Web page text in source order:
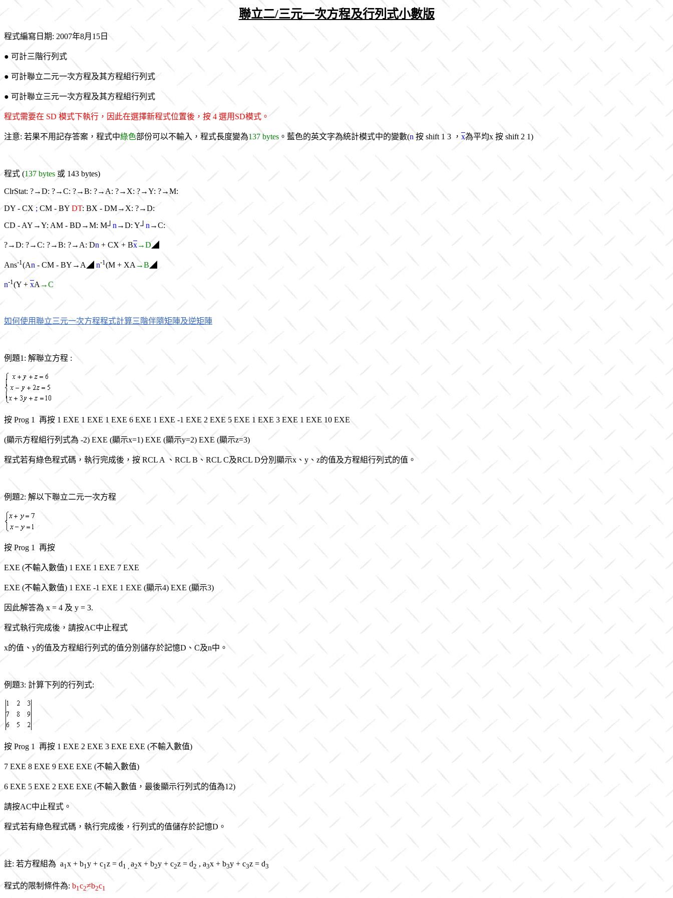
聯立二/三元一次方程及行列式小數版
程式編寫日期: 2007年8月15日
● 可計三階行列式
● 可計聯立二元一次方程及其方程組行列式
● 可計聯立三元一次方程及其方程組行列式
程式需要在 SD 模式下執行，因此在選擇新程式位置後，按 4 選用SD模式。
注意: 若果不用記存答案，程式中綠色部份可以不輸入，程式長度變為137 bytes 。藍色的英文字為統計模式中的變數(n 按 shift 1 3 ， x為平均x 按 shift 2 1)
程式 (137 bytes 或 143 bytes)
ClrStat: ?→D: ?→C: ?→B: ?→A: ?→X: ?→Y: ?→M:
DY - CX; CM - BY DT: BX - DM→X: ?→D:
CD - AY→Y: AM - BD→M: M┘ n →D: Y┘ n →C:
?→D: ?→C: ?→B: ?→A: Dn + CX + Bx→D◢
Ans-1 (An - CM - BY→A◢ n-1 (M + XA →B ◢
n-1(Y + xA →C
如何使用聯立三元一次方程程式計算三階伴隨矩陣及逆矩陣
例題1: 解聯立方程 :
按 Prog 1 再按 1 EXE 1 EXE 1 EXE 6 EXE 1 EXE -1 EXE 2 EXE 5 EXE 1 EXE 3 EXE 1 EXE 10 EXE
(顯示方程組行列式為 -2) EXE (顯示x=1) EXE (顯示y=2) EXE (顯示z=3)
程式若有綠色程式碼，執行完成後，按 RCL A 、RCL B、RCL C及RCL D分別顯示x、y、z的值及方程組行列式的值。
例題2: 解以下聯立二元一次方程
按 Prog 1 再按
EXE (不輸入數值) 1 EXE 1 EXE 7 EXE
EXE (不輸入數值) 1 EXE -1 EXE 1 EXE (顯示4) EXE (顯示3)
因此解答為 x = 4 及 y = 3.
程式執行完成後，請按AC中止程式
x的值、y的值及方程組行列式的值分別儲存於記憶D、C及n中。
例題3: 計算下列的行列式:
按 Prog 1 再按 1 EXE 2 EXE 3 EXE EXE (不輸入數值)
7 EXE 8 EXE 9 EXE EXE (不輸入數值)
6 EXE 5 EXE 2 EXE EXE (不輸入數值，最後顯示行列式的值為12)
請按AC中止程式。
程式若有綠色程式碼，執行完成後，行列式的值儲存於記憶D。
註: 若方程組為 a1x + b1y + c1z = d1 , a2x + b2y + c2z = d2 , a3x + b3y + c3z = d3
程式的限制條件為: b1 c2≠b2c1